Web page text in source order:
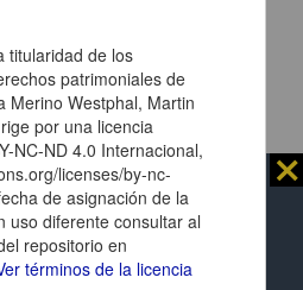
estás aceptando sus
de uso, y te obligas a
en las
documento presentado.
⨯
Institucional de la
Autónoma de México
titularidad de los
patrimoniales de
Merino Westphal, Martin
por una licencia
NC-ND 4.0 Internacional,
licenses/by-nc-
de asignación de la
uso diferente consultar al
repositorio en
términos de la licencia